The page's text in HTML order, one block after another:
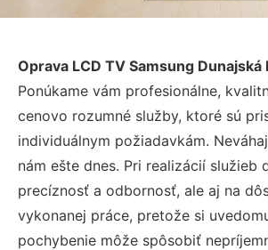
Oprava LCD TV Samsung Dunajská
Ponúkame vám profesionálne,
cenovo rozumné služby, ktoré sú
individuálnym požiadavkám.
nám ešte dnes. Pri realizácií služieb
precíznosť a odbornosť, ale aj na
vykonanej práce, pretože si
pochybenie môže spôsobiť